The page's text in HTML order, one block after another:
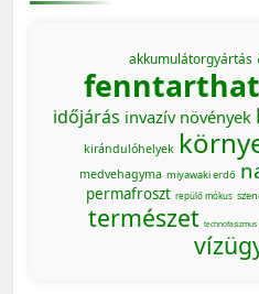
akkumulátorgyártás
időjárás invazív növények
kirándulóhelyek
medvehagyma miyawaki erdő
permafroszt repülő mókus
természet technofasizmus